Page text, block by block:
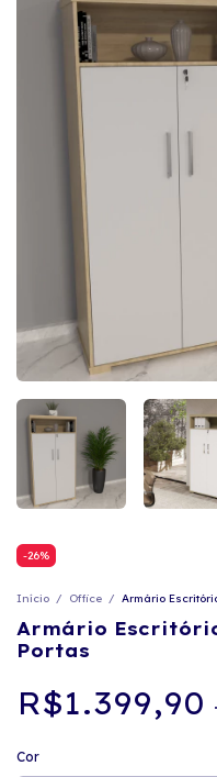
-26%
Início / Office / Armário
Armário
Portas
R$1.399,90
Cor